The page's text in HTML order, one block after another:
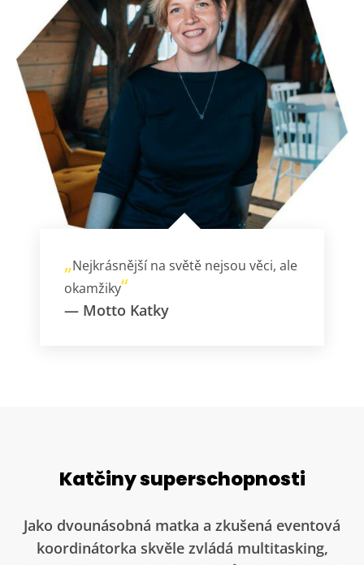
„Nejkrásnější na světě nejsou věci, ale
okamžiky“
— Motto Katky
Katčiny superschopnosti
Jako dvounásobná matka a zkušená eventová
koordinátorka skvěle zvládá multitasking,